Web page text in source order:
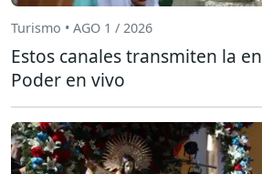
Turismo • AGO 1 / 2026
Estos canales transmiten la
Poder en vivo